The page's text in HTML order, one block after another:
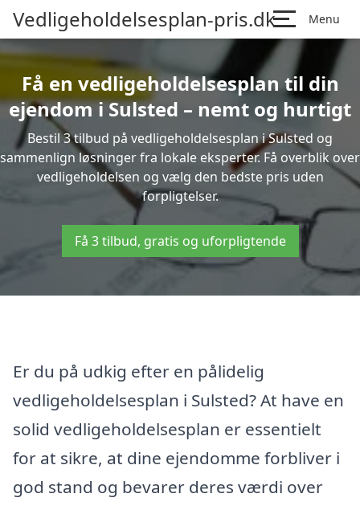
Vedligeholdelsesplan-pris.dk Menu
Få en vedligeholdelsesplan til din
ejendom i Sulsted – nemt og hurtigt
Bestil 3 tilbud på vedligeholdelsesplan i Sulsted og
sammenlign løsninger fra lokale eksperter. Få overblik over
vedligeholdelsen og vælg den bedste pris uden
forpligtelser.
Få 3 tilbud, gratis og uforpligtende
Er du på udkig efter en pålidelig
vedligeholdelsesplan i Sulsted? At have en
solid vedligeholdelsesplan er essentielt
for at sikre, at dine ejendomme forbliver i
god stand og bevarer deres værdi over